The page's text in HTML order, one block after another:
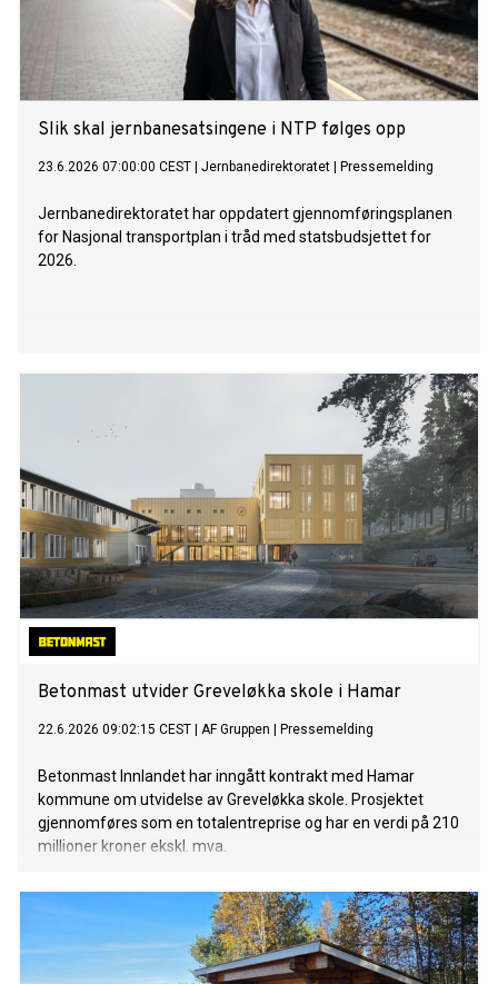
Slik skal jernbanesatsingene i NTP følges opp
23.6.2026 07:00:00 CEST Jernbanedirektoratet Pressemelding
Jernbanedirektoratet har oppdatert gjennomføringsplanen
for Nasjonal transportplan i tråd med statsbudsjettet for
2026.
Betonmast utvider Greveløkka skole i Hamar
22.6.2026 09:02:15 CEST AF Gruppen Pressemelding
Betonmast Innlandet har inngått kontrakt med Hamar
kommune om utvidelse av Greveløkka skole. Prosjektet
gjennomføres som en totalentreprise og har en verdi på 210
millioner kroner ekskl. mva.